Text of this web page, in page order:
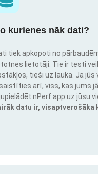
kurienes nāk dati?
tiek apkopoti no
lietotāji. Tie ir testi
tieši uz lauka. Ja jūs
arī, viss, kas jums
nPerf app uz jūsu
datu ir, visaptverošāka